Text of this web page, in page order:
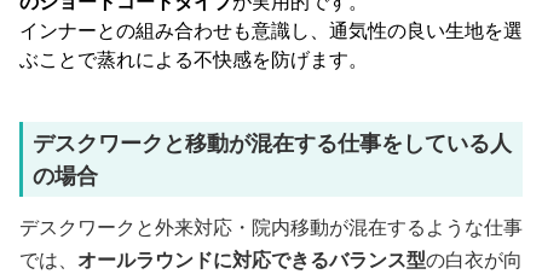
インナーとの組み合わせも意識し、通気性の良い生地を選
ぶことで蒸れによる不快感を防げます。
デスクワークと移動が混在する仕事をしている人
の場合
デスクワークと外来対応・院内移動が混在するような仕事
では、 オールラウンドに対応できるバランス型の白衣が向